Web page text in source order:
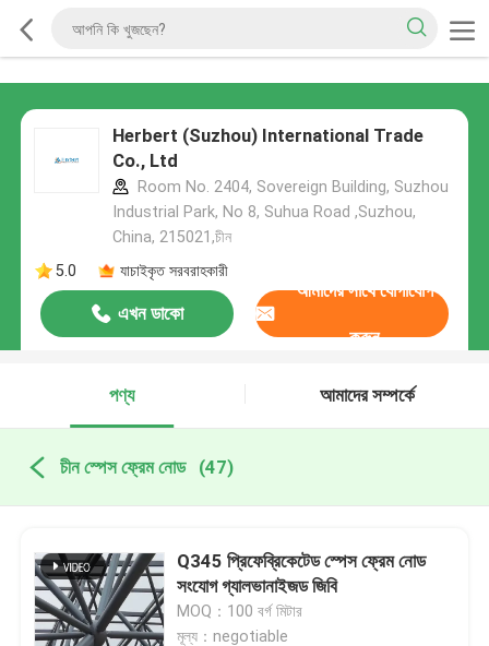
Herbert (Suzhou) International Trade
Co., Ltd
Room No. 2404, Sovereign Building, Suzhou
Industrial Park, No 8, Suhua Road ,Suzhou,
China, 215021,চীন
5.0
যাচাইকৃত সরবরাহকারী
এখন ডাকো
আমাদের সাথে যোগাযোগ
করুন
পণ্য আমাদের সম্পর্কে
চীন স্পেস ফ্রেম নোড (47)
Q345 প্রিফেব্রিকেটেড স্পেস ফ্রেম নোড
সংযোগ গ্যালভানাইজড জিবি
MOQ：100 বর্গ মিটার
মূল্য：negotiable